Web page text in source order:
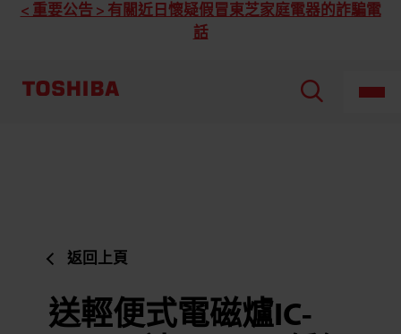
< 重要公告 > 有關近日懷疑假冒東芝家庭電器的詐騙電
話
返回上頁
送輕便式電磁爐IC-